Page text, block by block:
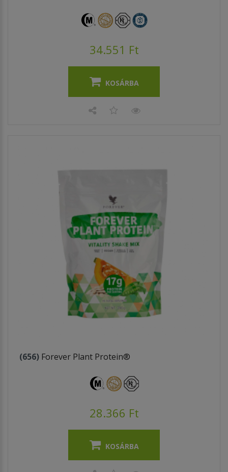
34.551 Ft
KOSÁRBA
(656) Forever Plant Protein®
28.366 Ft
KOSÁRBA